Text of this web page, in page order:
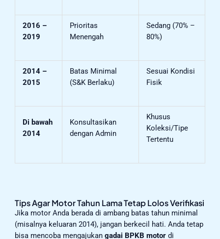
2016 –
2019
Prioritas
Menengah
Sedang (70% –
80%)
2014 –
2015
Batas Minimal
(S&K Berlaku)
Sesuai Kondisi
Fisik
Di bawah
2014
Konsultasikan
dengan Admin
Khusus
Koleksi/Tipe
Tertentu
Tips Agar Motor Tahun Lama Tetap Lolos Verifikasi
Jika motor Anda berada di ambang batas tahun minimal
(misalnya keluaran 2014), jangan berkecil hati. Anda tetap
bisa mencoba mengajukan gadai BPKB motor di